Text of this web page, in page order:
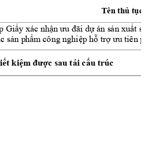
Tên thủ tục
Giấy xác nhận ưu đãi dự án sản xuất
sản phẩm công nghiệp hỗ trợ ưu tiên
ết kiệm được sau tái cấu trúc